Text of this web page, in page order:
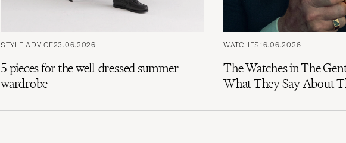
STYLE ADVICE23.06.2026
5 pieces for the well-dressed summer
wardrobe
WATCHES16.06.2026
The Watches in The
What They Say About